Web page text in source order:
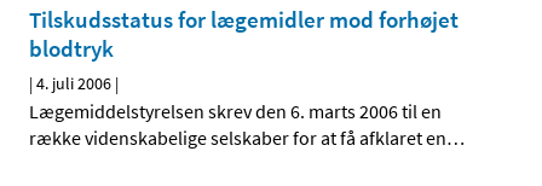
Tilskudsstatus for lægemidler mod forhøjet
blodtryk
|4. juli 2006 |
Lægemiddelstyrelsen skrev den 6. marts 2006 til en
række videnskabelige selskaber for at få afklaret en…